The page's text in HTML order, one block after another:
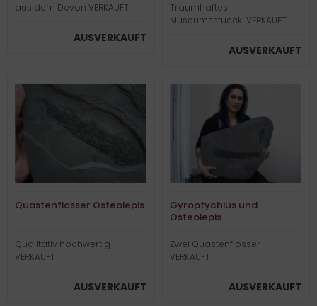
aus dem Devon VERKAUFT
AUSVERKAUFT
Traumhaftes
Museumsstueck! VERKAUFT
AUSVERKAUFT
Quastenflosser Osteolepis
Qualitativ hochwertig
VERKAUFT
AUSVERKAUFT
Gyroptychius und
Osteolepis
Zwei Quastenflosser
VERKAUFT
AUSVERKAUFT